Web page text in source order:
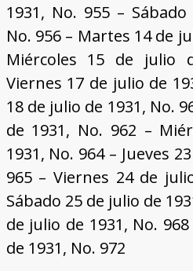
1931, No. 955 –
No. 956 – Martes 14 de
Miércoles 15 de julio
Viernes 17 de julio de
18 de julio de 1931, No.
de 1931, No. 962 –
1931, No. 964 – Jueves
965 – Viernes 24 de
Sábado 25 de julio de
de julio de 1931, No.
de 1931, No. 972